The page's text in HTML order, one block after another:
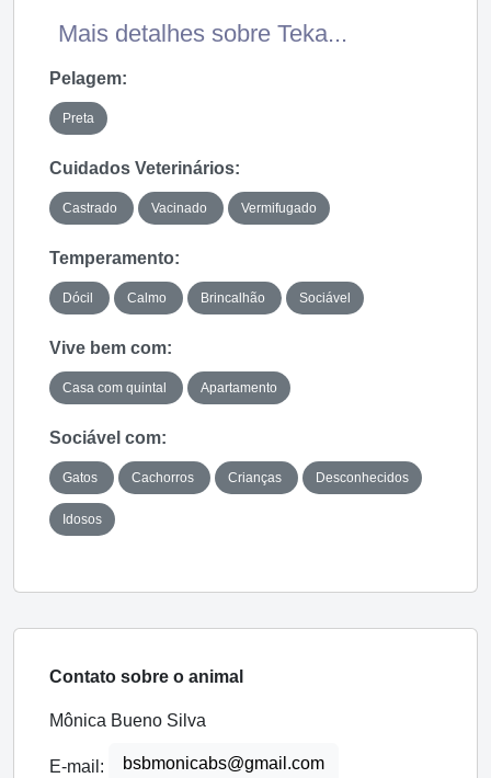
Mais detalhes sobre Teka...
Pelagem:
Preta
Cuidados Veterinários:
Castrado Vacinado Vermifugado
Temperamento:
Dócil Calmo Brincalhão Sociável
Vive bem com:
Casa com quintal Apartamento
Sociável com:
Gatos Cachorros Crianças Desconhecidos
Idosos
Contato sobre o animal
Mônica Bueno Silva
E-mail: bsbmonicabs@gmail.com